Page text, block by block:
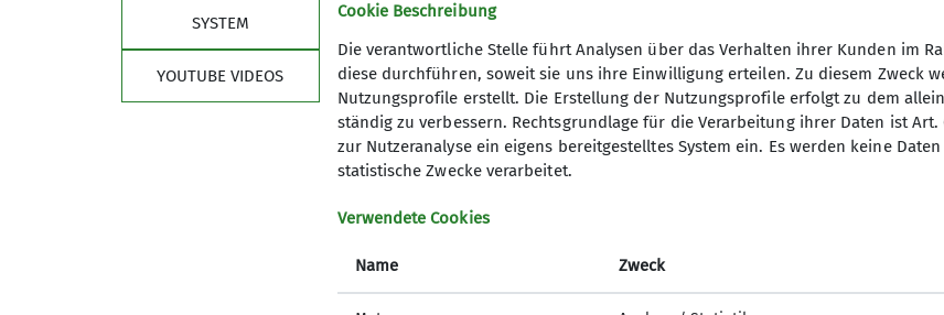
Partner Links
SYSTEM
YOUTUBE VIDEOS
Cookie Beschreibung
Die verantwortliche Stelle führt Analysen über das Verhalten ihrer Kunden im
diese durchführen, soweit sie uns ihre Einwilligung erteilen. Zu diesem Zweck
Nutzungsprofile erstellt. Die Erstellung der Nutzungsprofile erfolgt zu dem
ständig zu verbessern. Rechtsgrundlage für die Verarbeitung ihrer Daten ist Art.
zur Nutzeranalyse ein eigens bereitgestelltes System ein. Es werden keine
statistische Zwecke verarbeitet.
Verwendete Cookies
Name Zweck